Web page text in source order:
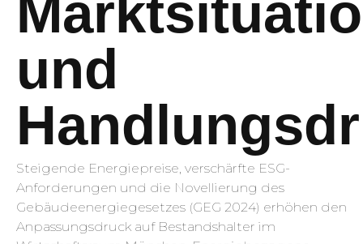
und
Steigende Energiepreise, verschärfte ESG-
Anforderungen und die Novellierung des
Gebäudeenergiegesetzes (GEG 2024) erhöhen den
Anpassungsdruck auf Bestandshalter im